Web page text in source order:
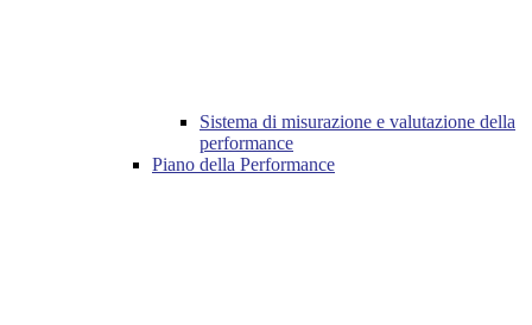
Sistema di misurazione e valutazione della
performance
Piano della Performance